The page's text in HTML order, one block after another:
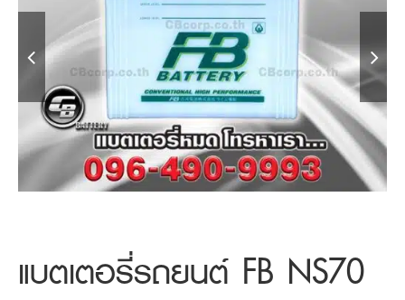
 
แบตเตอรี่รถยนต์ FB NS70